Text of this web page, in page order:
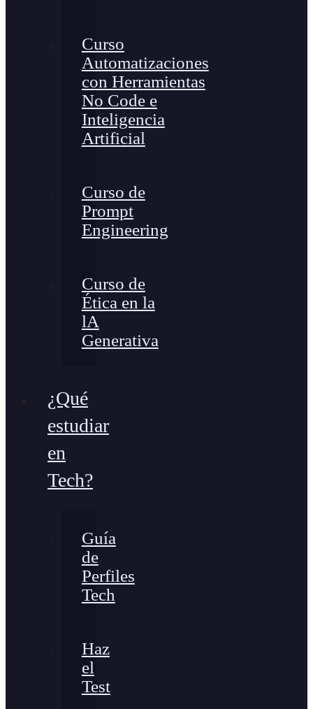
Curso
Automatizaciones
con Herramientas
No Code e
Inteligencia
Artificial
Curso de
Prompt
Engineering
Curso de
Ética en la
lA
Generativa
¿Qué
estudiar
en
Tech?
Guía
de
Perfiles
Tech
Haz
el
Test